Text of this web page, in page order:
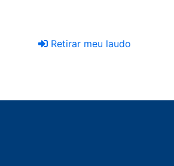
Retirar meu laudo